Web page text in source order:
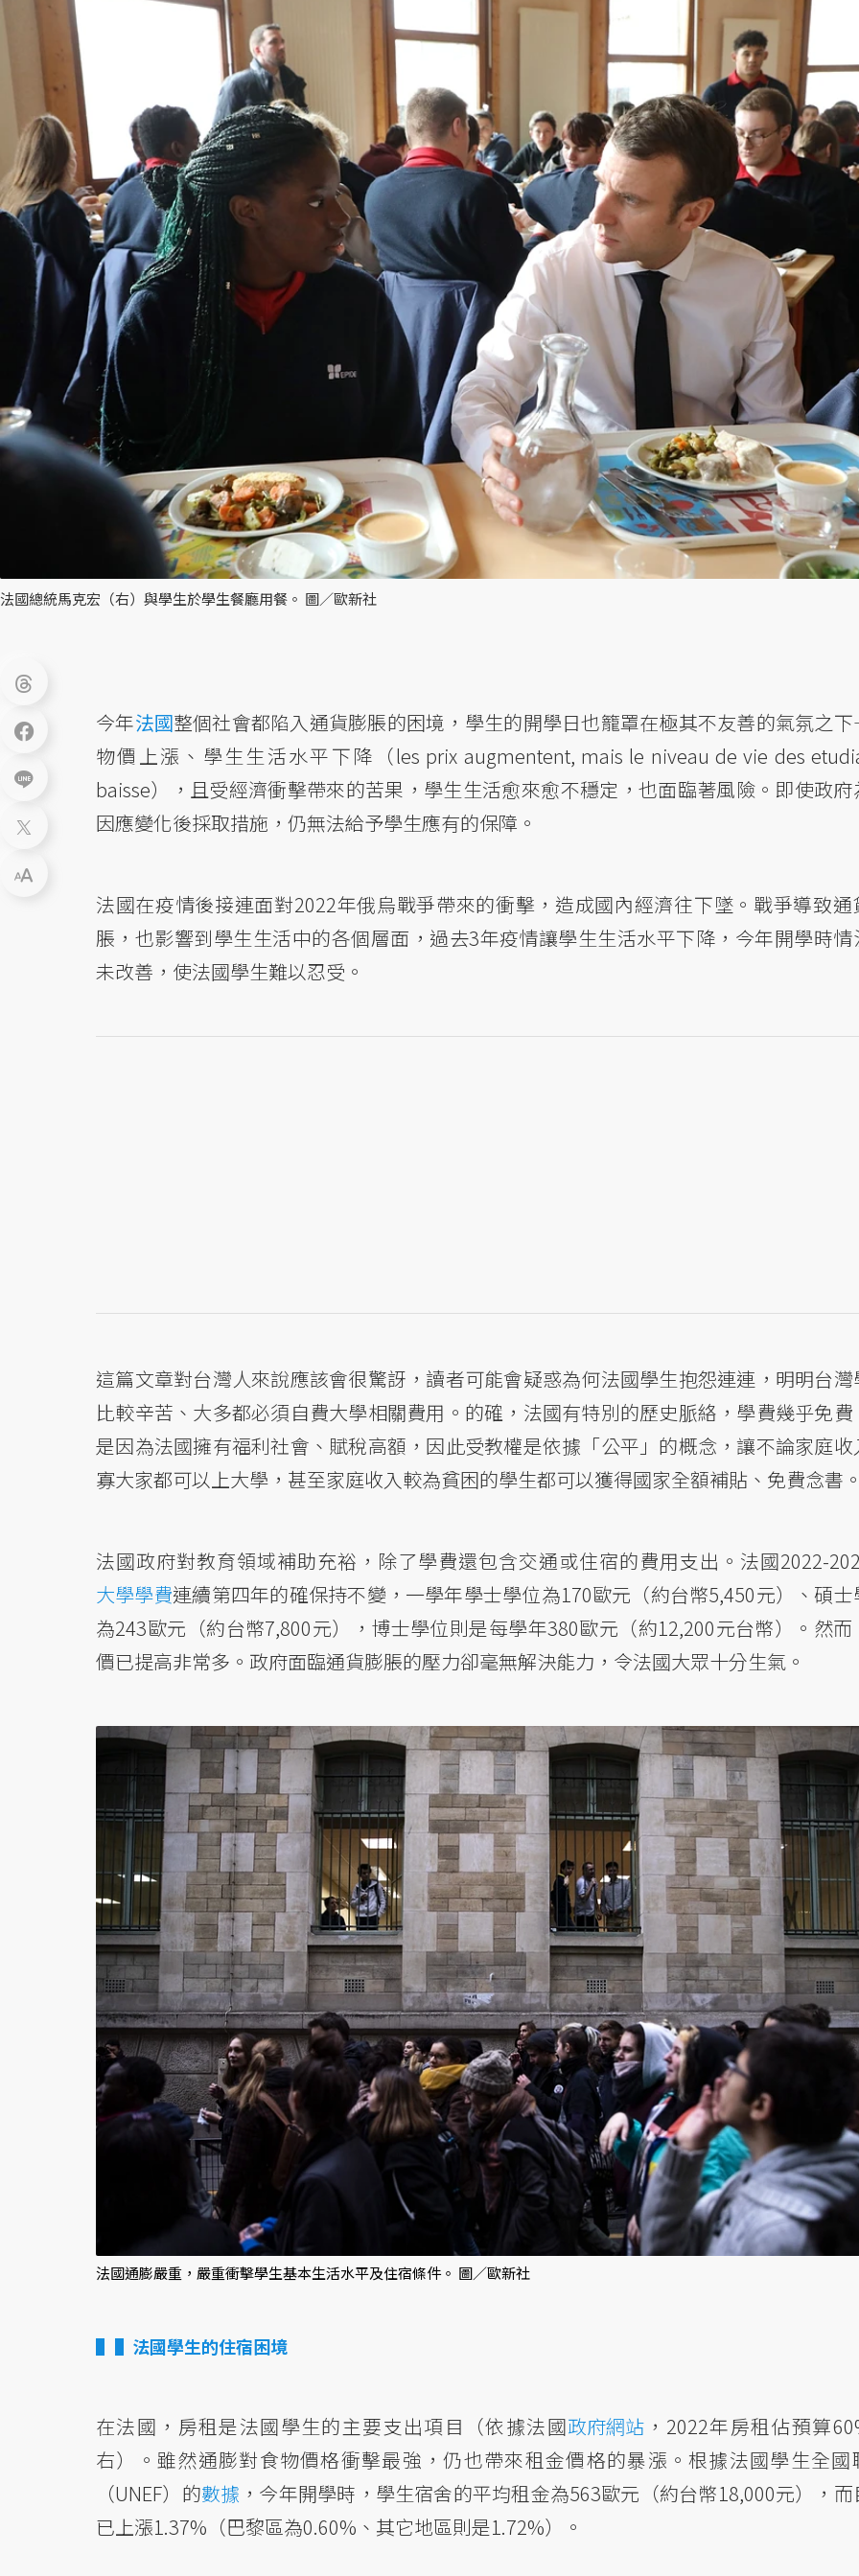
法國總統馬克宏（右）與學生於學生餐廳用餐。 圖／歐新社
今年法國整個社會都陷入通貨膨脹的困境，學生的開學日也籠罩在極其不友善的氣氛之
物價上漲、學生生活水平下降（les prix augmentent, mais le niveau de vie des
baisse），且受經濟衝擊帶來的苦果，學生生活愈來愈不穩定，也面臨著風險。即使政府
因應變化後採取措施，仍無法給予學生應有的保障。
法國在疫情後接連面對2022年俄烏戰爭帶來的衝擊，造成國內經濟往下墜。戰爭導致通
脹，也影響到學生生活中的各個層面，過去3年疫情讓學生生活水平下降，今年開學時情
未改善，使法國學生難以忍受。
這篇文章對台灣人來說應該會很驚訝，讀者可能會疑惑為何法國學生抱怨連連，明明台灣
比較辛苦、大多都必須自費大學相關費用。的確，法國有特別的歷史脈絡，學費幾乎免費
是因為法國擁有福利社會、賦稅高額，因此受教權是依據「公平」的概念，讓不論家庭收
寡大家都可以上大學，甚至家庭收入較為貧困的學生都可以獲得國家全額補貼、免費念書。
法國政府對教育領域補助充裕，除了學費還包含交通或住宿的費用支出。法國2022-
大學學費連續第四年的確保持不變，一學年學士學位為170歐元（約台幣5,450元）、碩士
為243歐元（約台幣7,800元），博士學位則是每學年380歐元（約12,200元台幣）。然而
價已提高非常多。政府面臨通貨膨脹的壓力卻毫無解決能力，令法國大眾十分生氣。
法國通膨嚴重，嚴重衝擊學生基本生活水平及住宿條件。 圖／歐新社
▌法國學生的住宿困境
在法國，房租是法國學生的主要支出項目（依據法國政府網站 ，2022年房租佔預算
右）。雖然通膨對食物價格衝擊最強，仍也帶來租金價格的暴漲。根據法國學生全國
（UNEF）的數據 ，今年開學時，學生宿舍的平均租金為563歐元（約台幣18,000元），而
已上漲1.37%（巴黎區為0.60%、其它地區則是1.72%）。